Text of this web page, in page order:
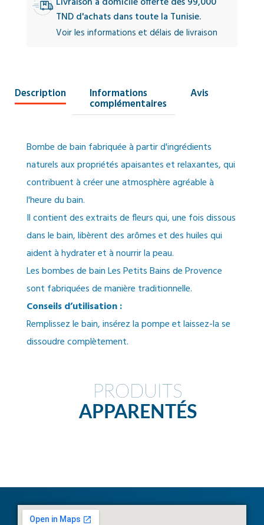
TND d'achats dans toute la Tunisie.
Voir les informations et délais de livraison
Description Informations
complémentaires
Avis
Bombe de bain fabriquée à partir d'ingrédients
naturels aux propriétés apaisantes et relaxantes, qui
contribuent à créer une atmosphère agréable à
l'heure du bain.
Il contient des extraits de fleurs qui, une fois dissous
dans le bain, libèrent des arômes et des huiles qui
aident à hydrater et à nourrir la peau.
Les bombes de bain Les Petits Bains de Provence
sont fabriquées de manière traditionnelle.
Conseils d’utilisation :
Remplissez le bain, insérez la pompe et laissez-la se
dissoudre complètement.
PRODUITS
APPARENTÉS